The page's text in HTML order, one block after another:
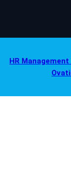
HR